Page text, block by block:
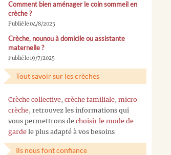
Comment bien aménager le coin sommeil en
crèche ?
Publié le 04/8/2025
Crèche, nounou à domicile ou assistante
maternelle ?
Publié le 19/7/2025
Tout savoir sur les crèches
Crèche collective, crèche familiale, micro-
crèche, retrouvez les informations qui
vous permettrons de choisir le mode de
garde le plus adapté à vos besoins
Ils nous font confiance